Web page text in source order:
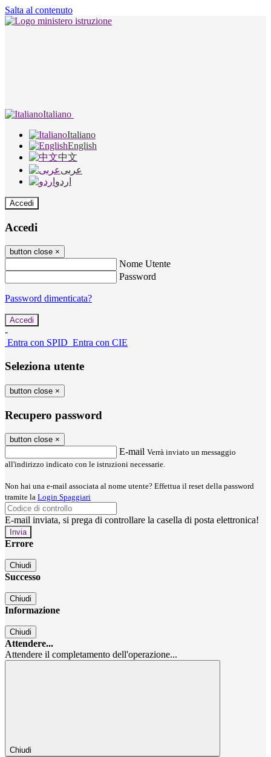
Salta al contenuto
Italiano
Italiano
English
中文
عربى
اردو
Accedi
Accedi
button close ×
Nome Utente
Password
Password dimenticata?
-
Entra con SPID Entra con CIE
Seleziona utente
button close ×
Recupero password
button close ×
E-mail Verrà inviato un messaggio
all'indirizzo indicato con le istruzioni necessarie.
Non hai una e-mail associata al nome utente? Effettua il reset della password
tramite la Login Spaggiari
E-mail inviata, si prega di controllare la casella di posta elettronica!
Errore
Chiudi
Successo
Chiudi
Informazione
Chiudi
Attendere...
Attendere il completamento dell'operazione...
Chiudi